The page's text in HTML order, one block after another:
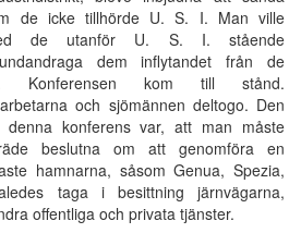
de icke tillhörde U. S. I. Man ville
de utanför U. S. I. stående
dem inflytandet från de
Konferensen kom till stånd.
och sjömännen deltogo. Den
denna konferens var, att man måste
beslutna om att genomföra en
hamnarna, såsom Genua, Spezia,
taga i besittning järnvägarna,
offentliga och privata tjänster.